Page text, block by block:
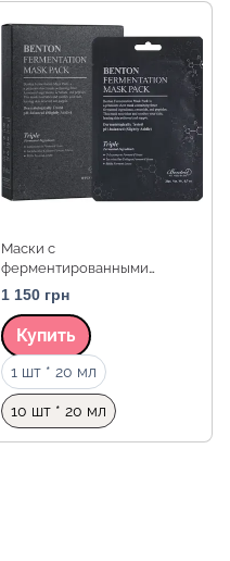
Маски с
ферментированными
компонентами и пептидами
Benton Fermentation Mask
Pack
1 150 грн
Купить
Объем
1 шт * 20 мл
10 шт * 20 мл